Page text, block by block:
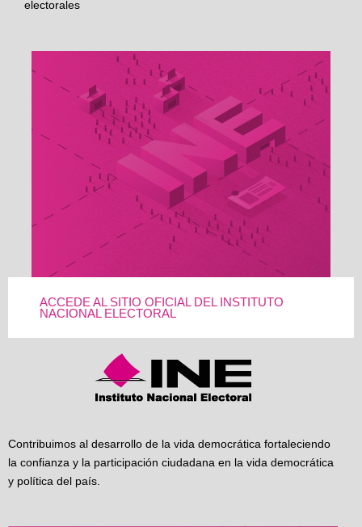
electorales
ACCEDE AL SITIO OFICIAL DEL INSTITUTO
NACIONAL ELECTORAL
Contribuimos al desarrollo de la vida democrática fortaleciendo
la confianza y la participación ciudadana en la vida democrática
y política del país.